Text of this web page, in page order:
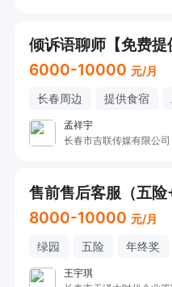
6000-10000 元/月
长春周边 提供食宿
孟祥宇
长春市吉联传媒有限公司
售前售后客服（五
8000-10000 元/月
绿园 五险 年终奖
王宇琪